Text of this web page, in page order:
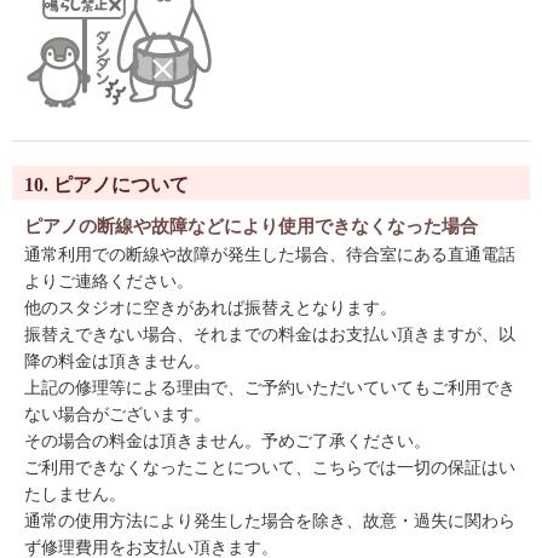
10. ピアノについて
ピアノの断線や故障などにより使用できなくなった場合
通常利用での断線や故障が発生した場合、待合室にある直通電話
よりご連絡ください。
他のスタジオに空きがあれば振替えとなります。
振替えできない場合、それまでの料金はお支払い頂きますが、以
降の料金は頂きません。
上記の修理等による理由で、ご予約いただいていてもご利用でき
ない場合がございます。
その場合の料金は頂きません。予めご了承ください。
ご利用できなくなったことについて、こちらでは一切の保証はい
たしません。
通常の使用方法により発生した場合を除き、故意・過失に関わら
ず修理費用をお支払い頂きます。